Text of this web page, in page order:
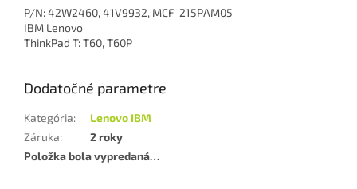
P/N: 42W2460, 41V9932, MCF-215PAM05
IBM Lenovo
ThinkPad T: T60, T60P
Dodatočné parametre
Kategória:
Lenovo IBM
Záruka:
2 roky
Položka bola vypredaná…